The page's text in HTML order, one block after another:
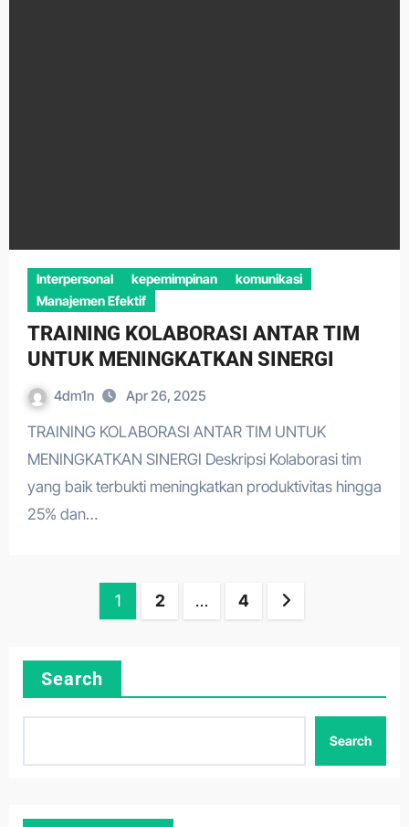
Interpersonal kepemimpinan
komunikasi
Manajemen Efektif
TRAINING KOLABORASI ANTAR TIM
UNTUK MENINGKATKAN SINERGI
4dm1n Apr 26, 2025
TRAINING KOLABORASI ANTAR TIM UNTUK
MENINGKATKAN SINERGI Deskripsi Kolaborasi tim
yang baik terbukti meningkatkan produktivitas hingga
25% dan…
1 2 … 4
Search
Search